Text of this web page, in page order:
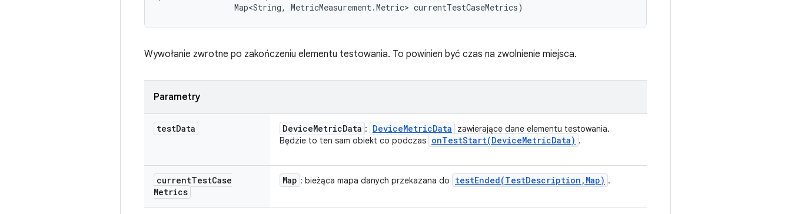
                Map<String, MetricMeasurement.Metric> currentTestCaseMetrics)
Wywołanie zwrotne po zakończeniu elementu testowania. To powinien być czas na zwolnienie miejsca.
Parametry
testData DeviceMetricData : DeviceMetricData
zawierające dane elementu testowania.
Będzie to ten sam obiekt co podczas onTestStart(DeviceMetricData) .
currentTestCase
Metrics
Map : bieżąca mapa danych przekazana do testEnded(TestDescription , Map) .